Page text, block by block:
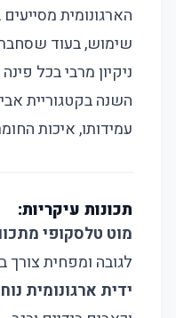
הארגונומית
שימוש, בעוד
ניקיון מרבי בכל
עמידותו, איכות
תכונות עיקריות:
מוט טלסקופי
לגובה ומפחית צורך
ידית ארגונומית